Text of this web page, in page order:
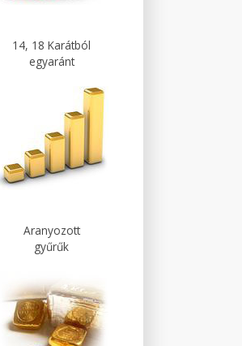
14, 18 Karátból
egyaránt
Aranyozott
gyűrűk